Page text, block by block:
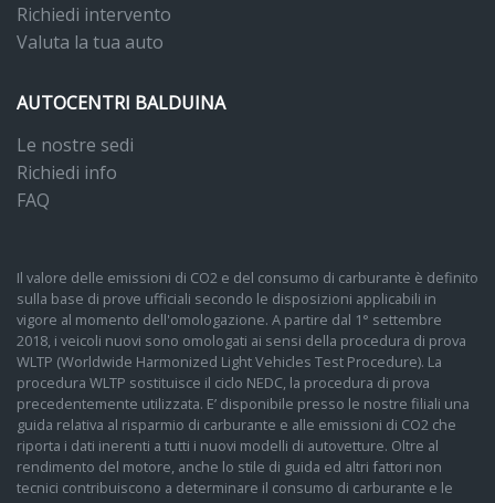
Richiedi intervento
Valuta la tua auto
AUTOCENTRI BALDUINA
Le nostre sedi
Richiedi info
FAQ
Il valore delle emissioni di CO2 e del consumo di carburante è definito
sulla base di prove ufficiali secondo le disposizioni applicabili in
vigore al momento dell'omologazione. A partire dal 1° settembre
2018, i veicoli nuovi sono omologati ai sensi della procedura di prova
WLTP (Worldwide Harmonized Light Vehicles Test Procedure). La
procedura WLTP sostituisce il ciclo NEDC, la procedura di prova
precedentemente utilizzata. E’ disponibile presso le nostre filiali una
guida relativa al risparmio di carburante e alle emissioni di CO2 che
riporta i dati inerenti a tutti i nuovi modelli di autovetture. Oltre al
rendimento del motore, anche lo stile di guida ed altri fattori non
tecnici contribuiscono a determinare il consumo di carburante e le